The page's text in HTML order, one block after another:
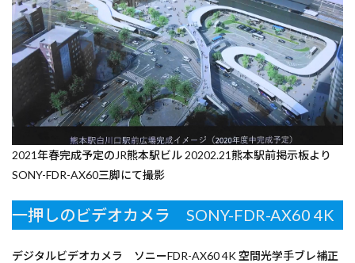
2021年春完成予定のJR熊本駅ビル 20202.21熊本駅前掲示板より
SONY-FDR-AX60三脚にて撮影
一押しのビデオカメラ SONY-FDR-AX60 4K
デジタルビデオカメラ ソニーFDR-AX60 4K 空間光学手ブレ補正